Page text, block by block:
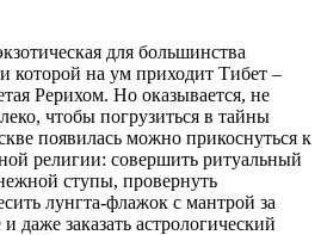
для большинства
которой на ум приходит Тибет –
Рерихом. Но оказывается, не
чтобы погрузиться в тайны
появилась можно прикоснуться к
религии: совершить ритуальный
ступы, провернуть
лунгта-флажок с мантрой за
даже заказать астрологический